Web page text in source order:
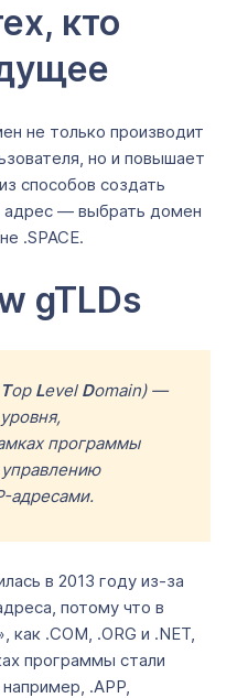
кто
не только производит
но и повышает
способов создать
адрес — выбрать домен
.SPACE.
gTLDs
Top Level Domain) —
программы
адресами.
в 2013 году из-за
потому что в
как .COM, .ORG и .NET,
программы стали
.APP,